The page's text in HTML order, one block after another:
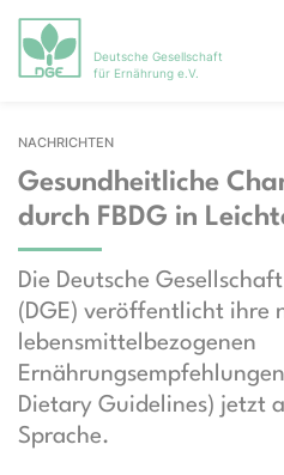
Deutsche Gesellschaft
für Ernährung e.V.
NACHRICHTEN
Gesundheitliche
durch FBDG in
Die Deutsche
(DGE) veröffentlicht ihre
lebensmittelbezogenen
Dietary Guidelines) jetzt
Sprache.